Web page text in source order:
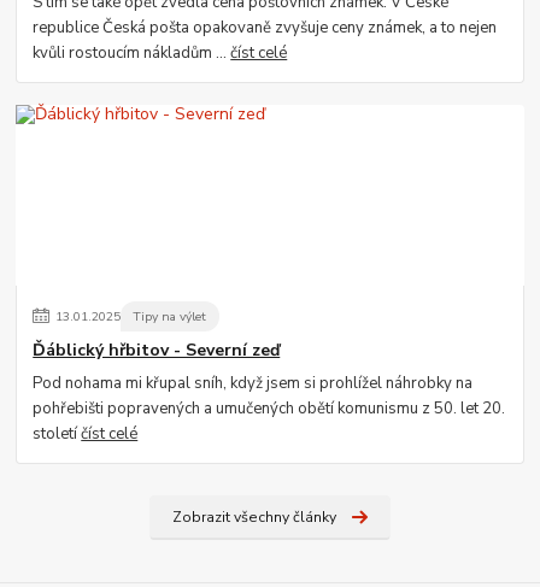
republice Česká pošta opakovaně zvyšuje ceny známek, a to nejen
kvůli rostoucím nákladům ...číst celé
13.01.2025 Tipy na výlet
Ďáblický hřbitov - Severní zeď
Pod nohama mi křupal sníh, když jsem si prohlížel náhrobky na
pohřebišti popravených a umučených obětí komunismu z 50. let 20.
stoletíčíst celé
Zobrazit všechny články